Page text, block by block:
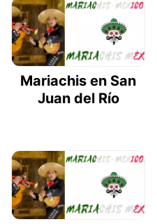
Mariachis en San
Juan del Río